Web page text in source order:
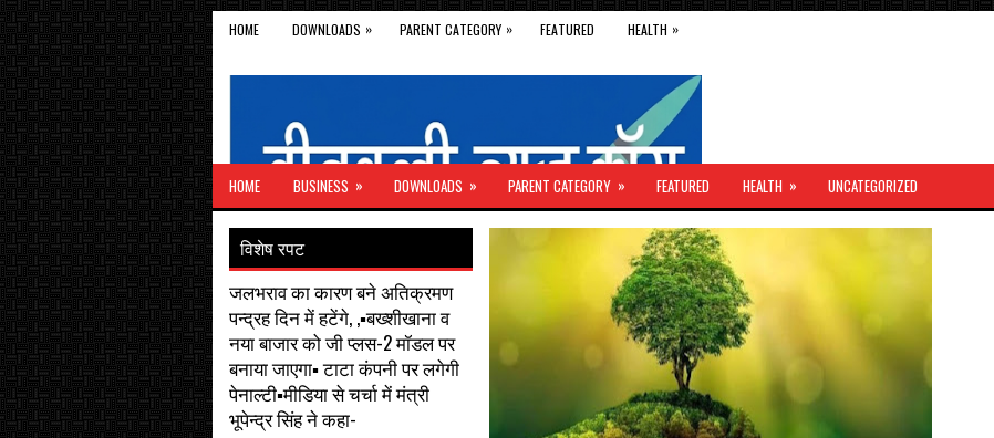
HOME DOWNLOADS » PARENT CATEGORY » FEATURED HEALTH »
HOME BUSINESS » DOWNLOADS » PARENT CATEGORY » FEATURED HEALTH » UNCATEGORIZED
विशेष रपट
जलभराव का कारण बने अतिक्रमण
पन्द्रह दिन में हटेंगे, ,▪️बख्शीखाना व
नया बाजार को जी प्लस-2 मॉडल पर
बनाया जाएगा▪️ टाटा कंपनी पर लगेगी
पेनाल्टी▪️मीडिया से चर्चा में मंत्री
भूपेन्द्र सिंह ने कहा-